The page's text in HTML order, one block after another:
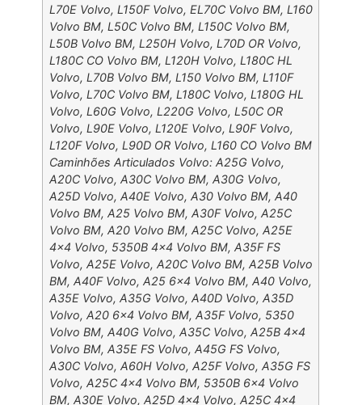
L70E Volvo, L150F Volvo, EL70C Volvo BM, L160
Volvo BM, L50C Volvo BM, L150C Volvo BM,
L50B Volvo BM, L250H Volvo, L70D OR Volvo,
L180C CO Volvo BM, L120H Volvo, L180C HL
Volvo, L70B Volvo BM, L150 Volvo BM, L110F
Volvo, L70C Volvo BM, L180C Volvo, L180G HL
Volvo, L60G Volvo, L220G Volvo, L50C OR
Volvo, L90E Volvo, L120E Volvo, L90F Volvo,
L120F Volvo, L90D OR Volvo, L160 CO Volvo BM
Caminhões Articulados Volvo: A25G Volvo,
A20C Volvo, A30C Volvo BM, A30G Volvo,
A25D Volvo, A40E Volvo, A30 Volvo BM, A40
Volvo BM, A25 Volvo BM, A30F Volvo, A25C
Volvo BM, A20 Volvo BM, A25C Volvo, A25E
4×4 Volvo, 5350B 4×4 Volvo BM, A35F FS
Volvo, A25E Volvo, A20C Volvo BM, A25B Volvo
BM, A40F Volvo, A25 6×4 Volvo BM, A40 Volvo,
A35E Volvo, A35G Volvo, A40D Volvo, A35D
Volvo, A20 6×4 Volvo BM, A35F Volvo, 5350
Volvo BM, A40G Volvo, A35C Volvo, A25B 4×4
Volvo BM, A35E FS Volvo, A45G FS Volvo,
A30C Volvo, A60H Volvo, A25F Volvo, A35G FS
Volvo, A25C 4×4 Volvo BM, 5350B 6×4 Volvo
BM, A30E Volvo, A25D 4×4 Volvo, A25C 4×4